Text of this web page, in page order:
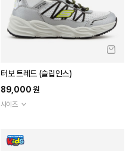
터보 트레드 (슬립인스)
89,000 원
사이즈